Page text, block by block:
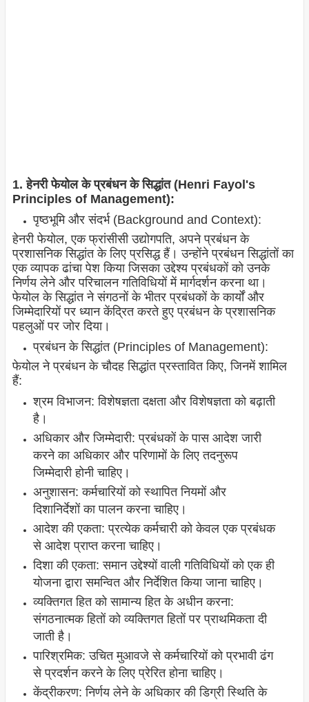
1. हेनरी फेयोल के प्रबंधन के सिद्धांत (Henri Fayol's
Principles of Management):
पृष्ठभूमि और संदर्भ (Background and Context):
हेनरी फेयोल, एक फ्रांसीसी उद्योगपति, अपने प्रबंधन के
प्रशासनिक सिद्धांत के लिए प्रसिद्ध हैं। उन्होंने प्रबंधन सिद्धांतों का
एक व्यापक ढांचा पेश किया जिसका उद्देश्य प्रबंधकों को उनके
निर्णय लेने और परिचालन गतिविधियों में मार्गदर्शन करना था।
फेयोल के सिद्धांत ने संगठनों के भीतर प्रबंधकों के कार्यों और
जिम्मेदारियों पर ध्यान केंद्रित करते हुए प्रबंधन के प्रशासनिक
पहलुओं पर जोर दिया।
प्रबंधन के सिद्धांत (Principles of Management):
फेयोल ने प्रबंधन के चौदह सिद्धांत प्रस्तावित किए, जिनमें शामिल
हैं:
श्रम विभाजन: विशेषज्ञता दक्षता और विशेषज्ञता को बढ़ाती
है।
अधिकार और जिम्मेदारी: प्रबंधकों के पास आदेश जारी
करने का अधिकार और परिणामों के लिए तदनुरूप
जिम्मेदारी होनी चाहिए।
अनुशासन: कर्मचारियों को स्थापित नियमों और
दिशानिर्देशों का पालन करना चाहिए।
आदेश की एकता: प्रत्येक कर्मचारी को केवल एक प्रबंधक
से आदेश प्राप्त करना चाहिए।
दिशा की एकता: समान उद्देश्यों वाली गतिविधियों को एक ही
योजना द्वारा समन्वित और निर्देशित किया जाना चाहिए।
व्यक्तिगत हित को सामान्य हित के अधीन करना:
संगठनात्मक हितों को व्यक्तिगत हितों पर प्राथमिकता दी
जाती है।
पारिश्रमिक: उचित मुआवजे से कर्मचारियों को प्रभावी ढंग
से प्रदर्शन करने के लिए प्रेरित होना चाहिए।
केंद्रीकरण: निर्णय लेने के अधिकार की डिग्री स्थिति के